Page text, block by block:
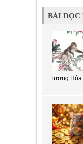
BÀI ĐỌC
lượng